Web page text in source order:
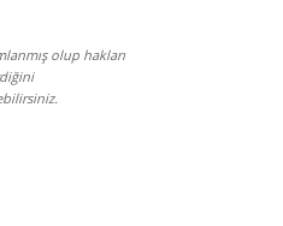
olup hakları